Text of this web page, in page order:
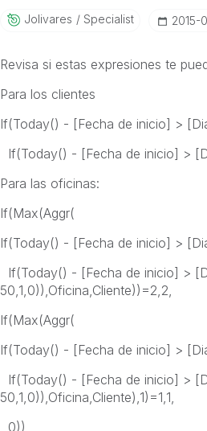
Jolivares Specialist ‎2015-
Revisa si estas expresiones te
Para los clientes
If(Today() - [Fecha de inicio] >
If(Today() - [Fecha de inicio] >
Para las oficinas:
If(Max(Aggr(
If(Today() - [Fecha de inicio] >
If(Today() - [Fecha de inicio] >
50,1,0)),Oficina,Cliente))=2,2,
If(Max(Aggr(
If(Today() - [Fecha de inicio] >
If(Today() - [Fecha de inicio] >
50,1,0)),Oficina,Cliente),1)=1,1,
0))